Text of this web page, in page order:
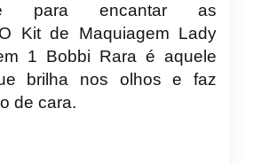
para encantar as
Kit de Maquiagem Lady
1 Bobbi Rara é aquele
brilha nos olhos e faz
de cara.